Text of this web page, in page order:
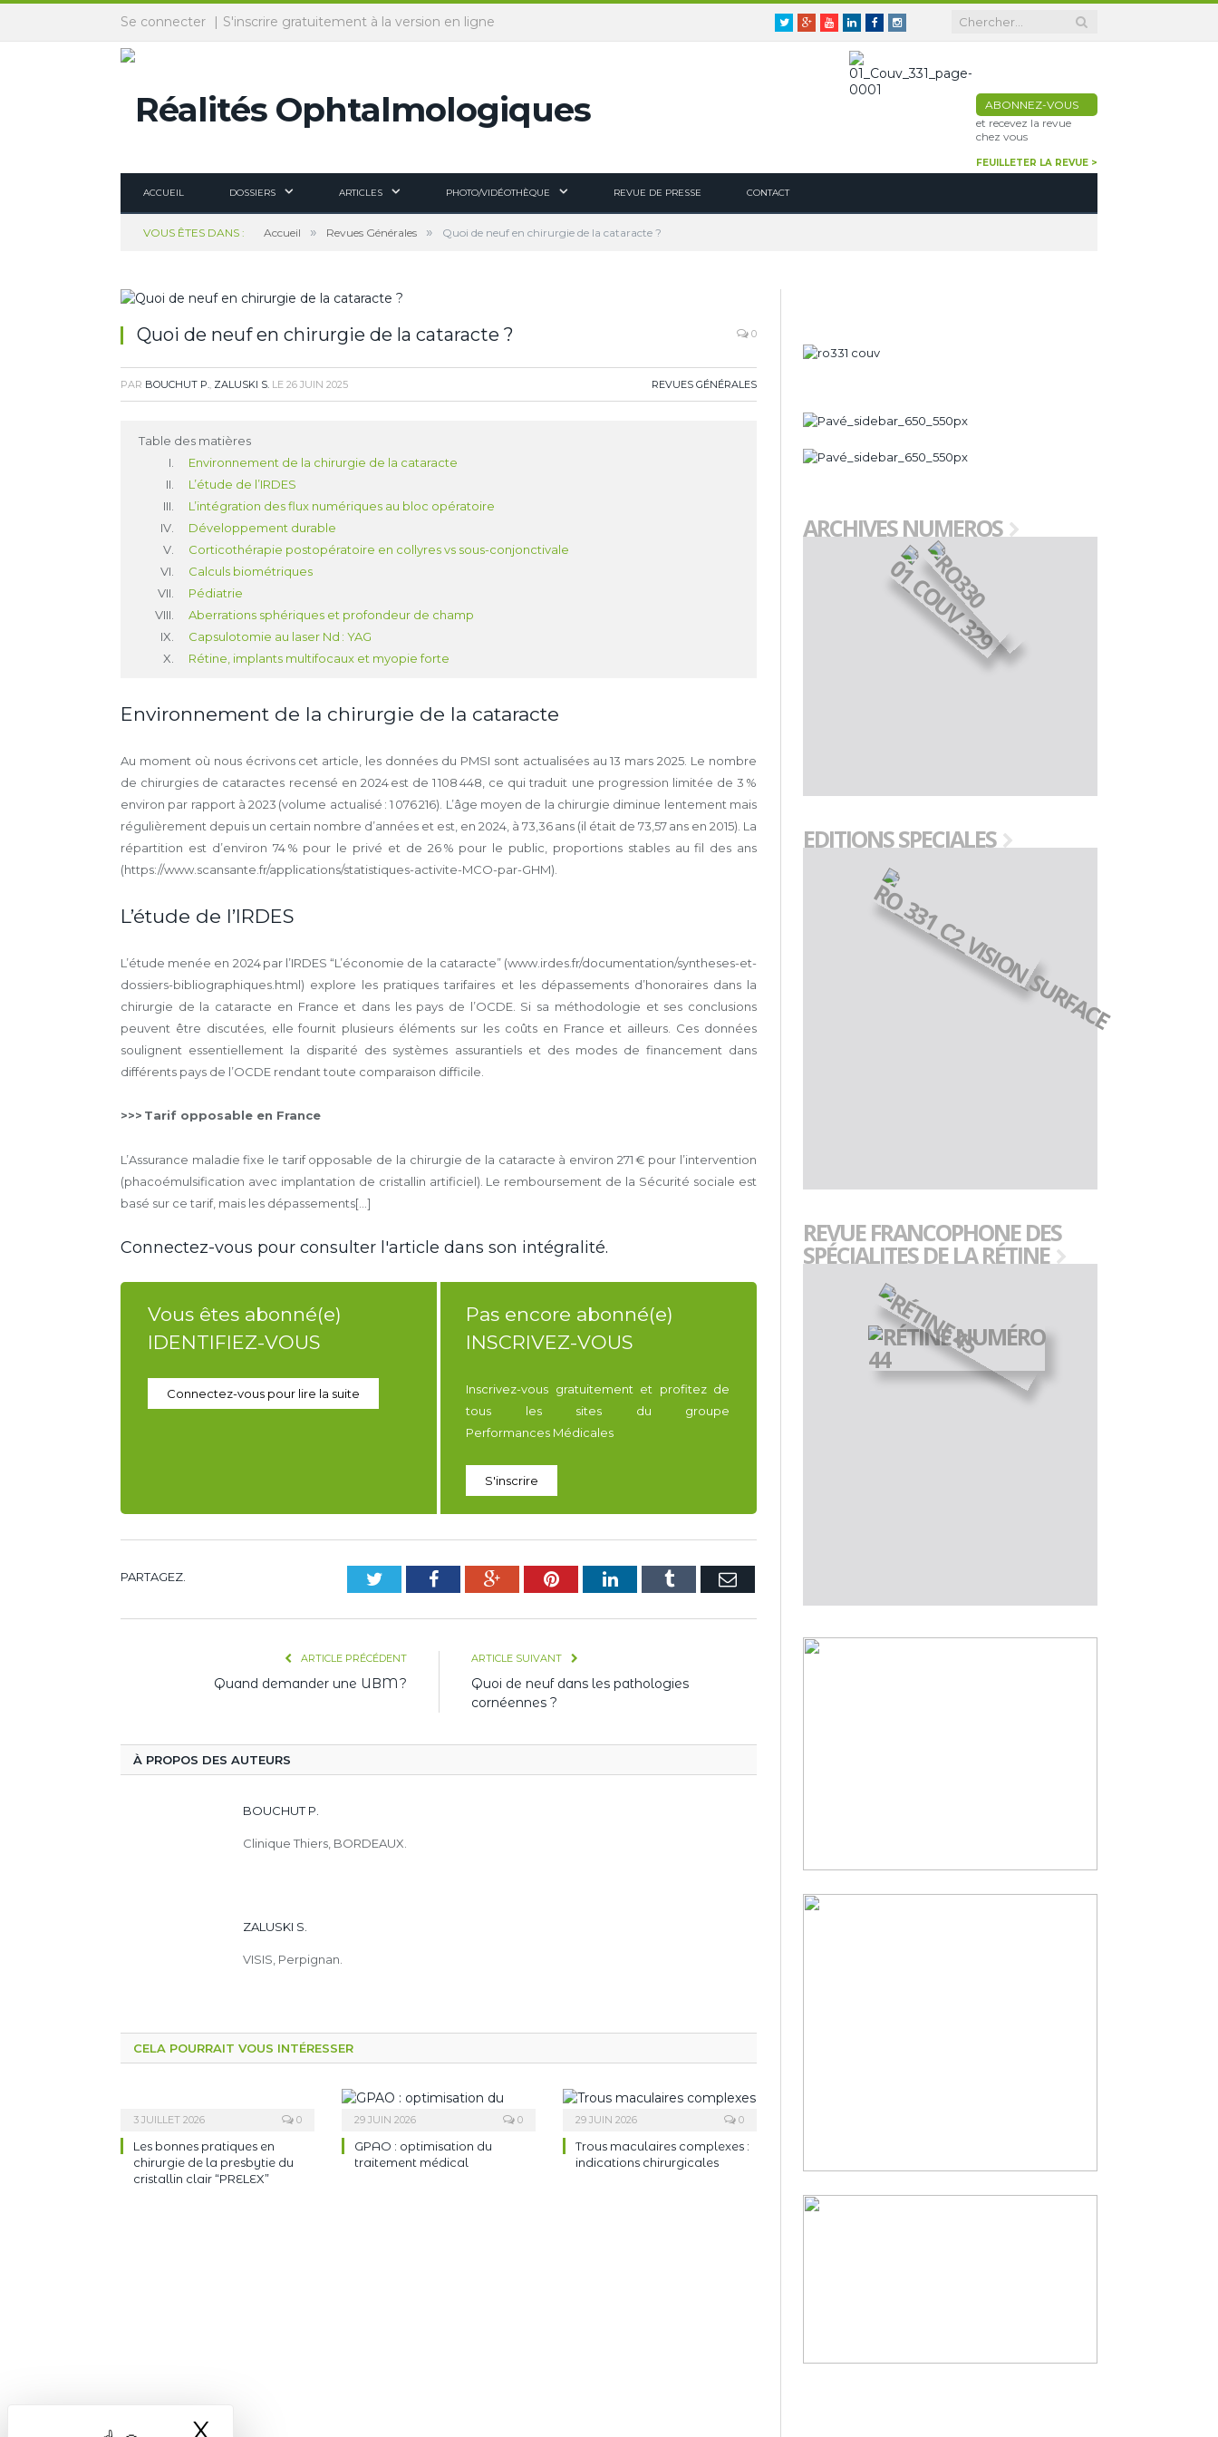
Panneau de gestion des cookies
X
TwitterGoogle+YoutubeLinkedinFacebookInstagram
Se connecter S'inscrire gratuitement à la version en ligne
ABONNEZ-VOUS
et recevez la revue
chez vous
FEUILLETER LA REVUE >
ACCUEIL DOSSIERS ARTICLES PHOTO/VIDÉOTHÈQUE REVUE DE PRESSE CONTACT
VOUS ÊTES DANS : Accueil » Revues Générales » Quoi de neuf en chirurgie de la cataracte ?
Quoi de neuf en chirurgie de la cataracte ? 0
PAR BOUCHUT P., ZALUSKI S. LE 26 JUIN 2025 REVUES GÉNÉRALES
Table des matières
Environnement de la chirurgie de la cataracte
L’étude de l’IRDES
L’intégration des flux numériques au bloc opératoire
Développement durable
Corticothérapie postopératoire en collyres vs sous-conjonctivale
Calculs biométriques
Pédiatrie
Aberrations sphériques et profondeur de champ
Capsulotomie au laser Nd : YAG
Rétine, implants multifocaux et myopie forte
Environnement de la chirurgie de la cataracte
Au moment où nous écrivons cet article, les données du PMSI sont actualisées au 13 mars 2025. Le nombre
de chirurgies de cataractes recensé en 2024 est de 1 108 448, ce qui traduit une progression limitée de 3 %
environ par rapport à 2023 (volume actualisé : 1 076 216). L’âge moyen de la chirurgie diminue lentement mais
régulièrement depuis un certain nombre d’années et est, en 2024, à 73,36 ans (il était de 73,57 ans en 2015). La
répartition est d’environ 74 % pour le privé et de 26 % pour le public, proportions stables au fil des ans
(https://www.scansante.fr/applications/statistiques-activite-MCO-par-GHM).
L’étude de l’IRDES
L’étude menée en 2024 par l’IRDES “L’économie de la cataracte” (www.irdes.fr/documentation/syntheses-et-
dossiers-bibliographiques.html) explore les pratiques tarifaires et les dépassements d’honoraires dans la
chirurgie de la cataracte en France et dans les pays de l’OCDE. Si sa méthodologie et ses conclusions
peuvent être discutées, elle fournit plusieurs éléments sur les coûts en France et ailleurs. Ces données
soulignent essentiellement la disparité des systèmes assurantiels et des modes de financement dans
différents pays de l’OCDE rendant toute comparaison difficile.
>>> Tarif opposable en France
L’Assurance maladie fixe le tarif opposable de la chirurgie de la cataracte à environ 271 € pour l’intervention
(phaco­émulsification avec implantation de cristallin artificiel). Le remboursement de la Sécurité sociale est
basé sur ce tarif, mais les dépassements[...]
Connectez-vous pour consulter l'article dans son intégralité.
Vous êtes abonné(e)
IDENTIFIEZ-VOUS
Connectez-vous pour lire la suite
Pas encore abonné(e)
INSCRIVEZ-VOUS
Inscrivez-vous gratuitement et profitez de
tous les sites du groupe
Performances Médicales
S'inscrire
PARTAGEZ. TwitterFacebookGoogle+PinterestLinkedInTumblr E-
ARTICLE PRÉCÉDENT
Quand demander une UBM ?
ARTICLE SUIVANT
Quoi de neuf dans les pathologies
cornéennes ?
À PROPOS DES AUTEURS
BOUCHUT P.
Clinique Thiers, BORDEAUX.
ZALUSKI S.
VISIS, Perpignan.
CELA POURRAIT VOUS INTÉRESSER
3 JUILLET 2026 0
Les bonnes pratiques en
chirurgie de la presbytie du
cristallin clair “PRELEX”
29 JUIN 2026 0
GPAO : optimisation du
traitement médical
29 JUIN 2026 0
Trous maculaires complexes :
indications chirurgicales
ARCHIVES NUMEROS
EDITIONS SPECIALES
REVUE FRANCOPHONE DES
SPÉCIALITES DE LA RÉTINE